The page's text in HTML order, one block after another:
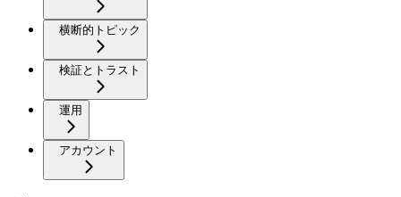
横断的トピック
検証とトラスト
運用
アカウント